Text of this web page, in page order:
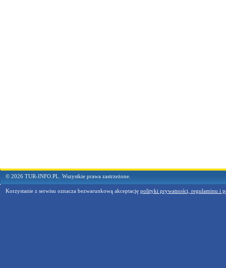
© 2026 TUR-INFO.PL. Wszystkie prawa zastrzeżone.
Korzystanie z serwisu oznacza bezwarunkową akceptację polityki prywatności, regulaminu i